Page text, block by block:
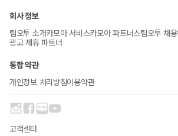
회사 정보
팀오투 소개카모아 서비스카모아 파트너스팀오투 채용
광고 제휴 파트너
통합 약관
개인정보 처리방침이용약관
고객센터